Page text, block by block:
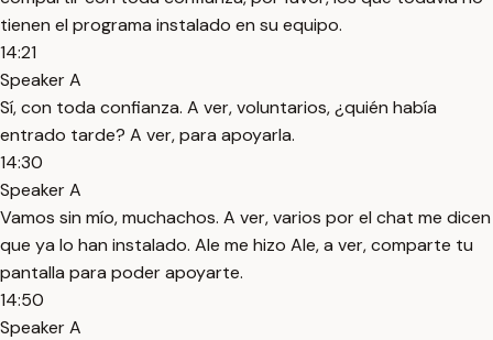
tienen el programa instalado en su equipo.
14:21
Speaker A
Sí, con toda confianza. A ver, voluntarios, ¿quién había
entrado tarde? A ver, para apoyarla.
14:30
Speaker A
Vamos sin mío, muchachos. A ver, varios por el chat me dicen
que ya lo han instalado. Ale me hizo Ale, a ver, comparte tu
pantalla para poder apoyarte.
14:50
Speaker A